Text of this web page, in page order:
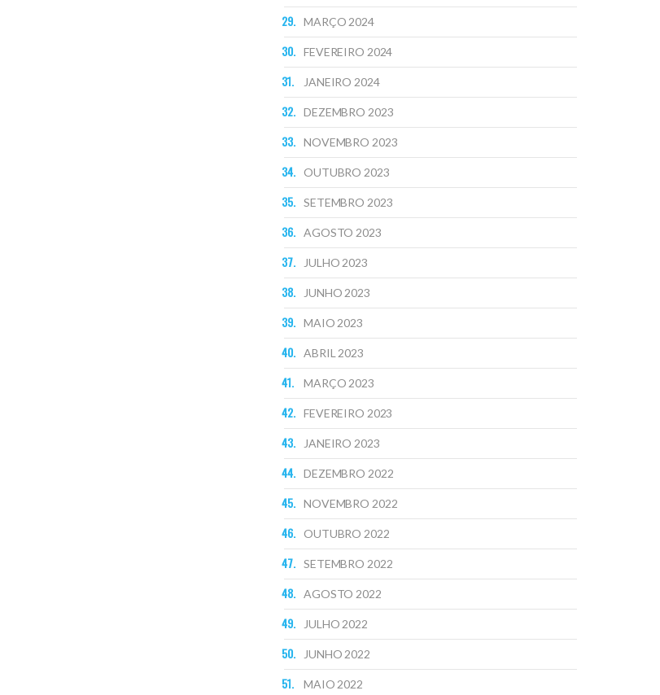
MARÇO 2024
FEVEREIRO 2024
JANEIRO 2024
DEZEMBRO 2023
NOVEMBRO 2023
OUTUBRO 2023
SETEMBRO 2023
AGOSTO 2023
JULHO 2023
JUNHO 2023
MAIO 2023
ABRIL 2023
MARÇO 2023
FEVEREIRO 2023
JANEIRO 2023
DEZEMBRO 2022
NOVEMBRO 2022
OUTUBRO 2022
SETEMBRO 2022
AGOSTO 2022
JULHO 2022
JUNHO 2022
MAIO 2022